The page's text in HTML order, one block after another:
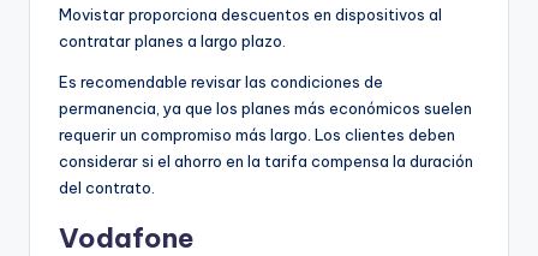
Movistar proporciona descuentos en dispositivos al
contratar planes a largo plazo.
Es recomendable revisar las condiciones de
permanencia, ya que los planes más económicos suelen
requerir un compromiso más largo. Los clientes deben
considerar si el ahorro en la tarifa compensa la duración
del contrato.
Vodafone